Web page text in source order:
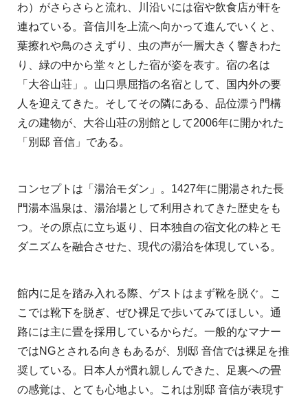
わ）がさらさらと流れ、川沿いには宿や飲食店が軒を
連ねている。音信川を上流へ向かって進んでいくと、
葉擦れや鳥のさえずり、虫の声が一層大きく響きわた
り、緑の中から堂々とした宿が姿を表す。宿の名は
「大谷山荘」。山口県屈指の名宿として、国内外の要
人を迎えてきた。そしてその隣にある、品位漂う門構
えの建物が、大谷山荘の別館として2006年に開かれた
「別邸 音信」である。
コンセプトは「湯治モダン」。1427年に開湯された長
門湯本温泉は、湯治場として利用されてきた歴史をも
つ。その原点に立ち返り、日本独自の宿文化の粋とモ
ダニズムを融合させた、現代の湯治を体現している。
館内に足を踏み入れる際、ゲストはまず靴を脱ぐ。こ
こでは靴下を脱ぎ、ぜひ裸足で歩いてみてほしい。通
路には主に畳を採用しているからだ。一般的なマナー
ではNGとされる向きもあるが、別邸 音信では裸足を推
奨している。日本人が慣れ親しんできた、足裏への畳
の感覚は、とても心地よい。これは別邸 音信が表現す